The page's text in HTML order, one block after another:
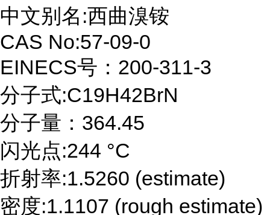
中文别名:西曲溴铵
CAS No:57-09-0
EINECS号：200-311-3
分子式:C19H42BrN
分子量：364.45
闪光点:244 °C
折射率:1.5260 (estimate)
密度:1.1107 (rough estimate)